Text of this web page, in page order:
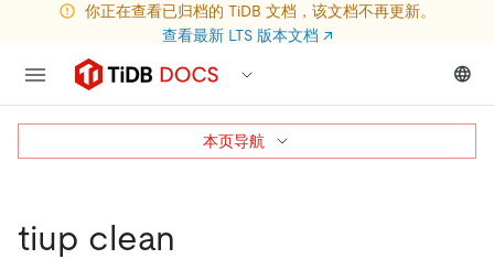
你正在查看已归档的 TiDB 文档，该文档不再更新。
查看最新 LTS 版本文档 ↗
tiup clean
本页导航